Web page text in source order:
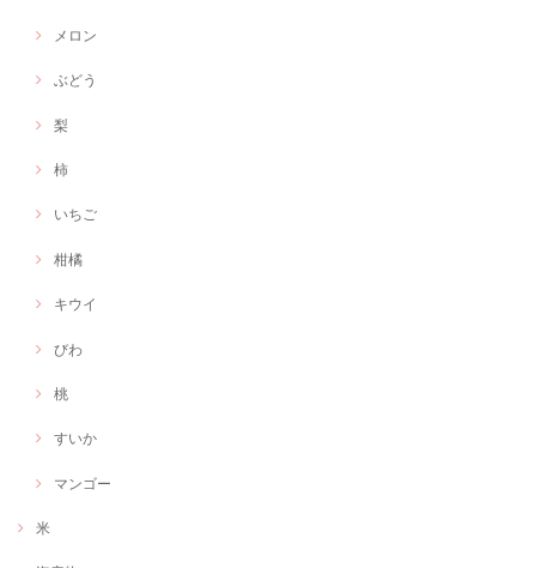
メロン
ぶどう
梨
柿
いちご
柑橘
キウイ
びわ
桃
すいか
マンゴー
米